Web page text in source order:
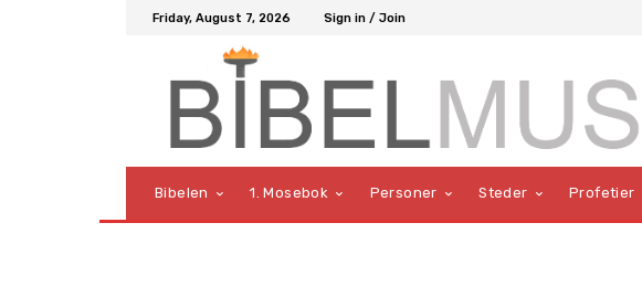
Friday, August 7, 2026 Sign in / Join
Bibelen 1. Mosebok Personer Steder Profetier